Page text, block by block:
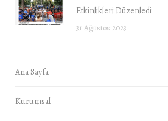
Etkinlikleri Düzenledi
31 Ağustos 2023
Ana Sayfa
Kurumsal